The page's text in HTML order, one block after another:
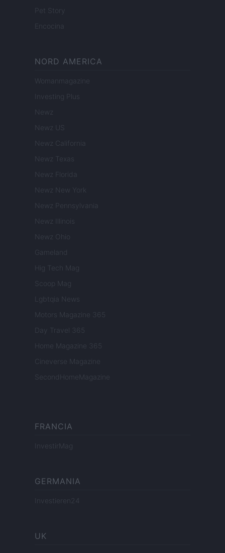
Pet Story
Encocina
NORD AMERICA
Womanmagazine
Investing Plus
Newz
Newz US
Newz California
Newz Texas
Newz Florida
Newz New York
Newz Pennsylvania
Newz Illinois
Newz Ohio
Gameland
Hig Tech Mag
Scoop Mag
Lgbtqia News
Motors Magazine 365
Day Travel 365
Home Magazine 365
Cineverse Magazine
SecondHomeMagazine
FRANCIA
InvestirMag
GERMANIA
Investieren24
UK